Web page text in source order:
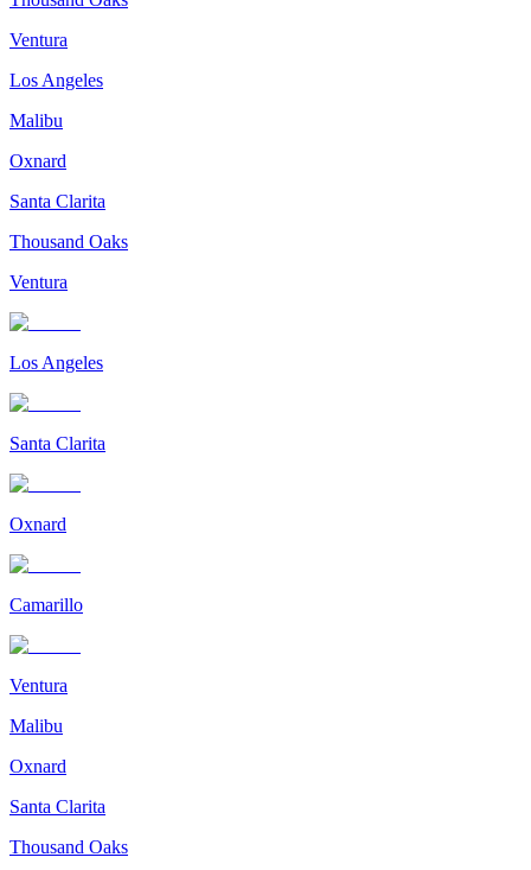
Ventura
Los Angeles
Malibu
Oxnard
Santa Clarita
Thousand Oaks
Ventura
Los Angeles
Santa Clarita
Oxnard
Camarillo
Ventura
Malibu
Oxnard
Santa Clarita
Thousand Oaks